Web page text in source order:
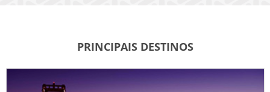
PRINCIPAIS DESTINOS